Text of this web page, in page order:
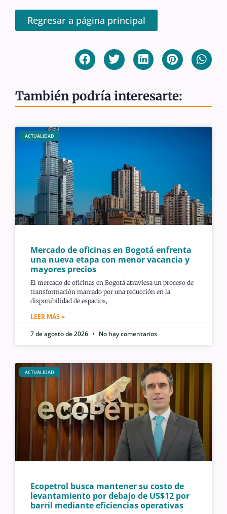
Regresar a página principal
También podría interesarte:
ACTUALIDAD
Mercado de oficinas en Bogotá enfrenta
una nueva etapa con menor vacancia y
mayores precios
El mercado de oficinas en Bogotá atraviesa un proceso de
transformación marcado por una reducción en la
disponibilidad de espacios,
LEER MÁS »
7 de agosto de 2026
No hay comentarios
ACTUALIDAD
Ecopetrol busca mantener su costo de
levantamiento por debajo de US$12 por
barril mediante eficiencias operativas